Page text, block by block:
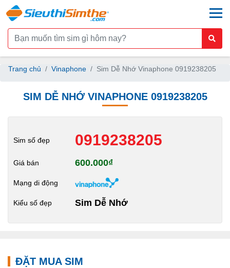
Trang chủ Vinaphone Sim Dễ Nhớ Vinaphone 0919238205
SIM DỄ NHỚ VINAPHONE 0919238205
Sim số đẹp 0919238205
Giá bán 600.000₫
Mạng di động
Kiểu số đẹp Sim Dễ Nhớ
ĐẶT MUA SIM